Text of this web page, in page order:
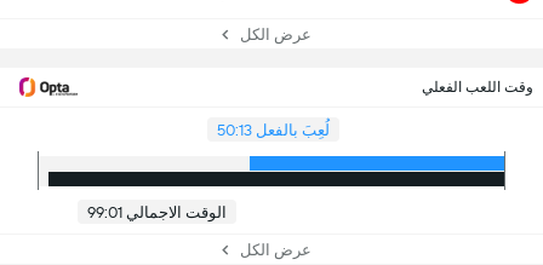
عرض الكل
وقت اللعب الفعلي
لُعِبَ بالفعل 50:13
الوقت الاجمالي 99:01
عرض الكل